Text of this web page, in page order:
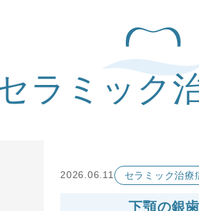
ラミック
2026.06.11 セラミック治療
下顎の銀